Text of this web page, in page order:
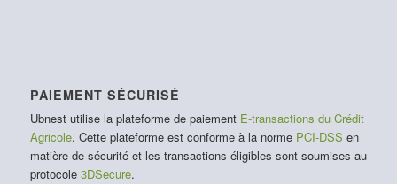
PAIEMENT SÉCURISÉ
Ubnest utilise la plateforme de paiement E-transactions du Crédit
Agricole. Cette plateforme est conforme à la norme PCI-DSS en
matière de sécurité et les transactions éligibles sont soumises au
protocole 3DSecure.